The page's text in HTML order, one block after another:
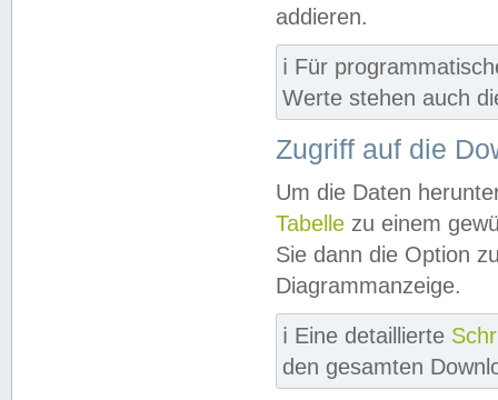
addieren.
ℹ️ Für
Werte stehen auch
Zugriff auf die
Um die Daten
Tabelle zu einem
Sie dann die Option
Diagrammanzeige.
ℹ️ Eine detaillierte
den gesamten